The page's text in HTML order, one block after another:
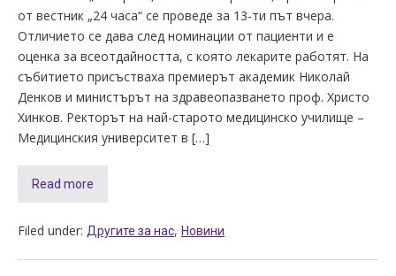
от вестник „24 часа“ се проведе за 13-ти път вчера.
Отличието се дава след номинации от пациенти и е
оценка за всеотдайността, с която лекарите работят. На
събитието присъстваха премиерът академик Николай
Денков и министърът на здравеопазването проф. Христо
Хинков. Ректорът на най-старото медицинско училище –
Медицинския университет в […]
Read more
Filed under: Другите за нас, Новини